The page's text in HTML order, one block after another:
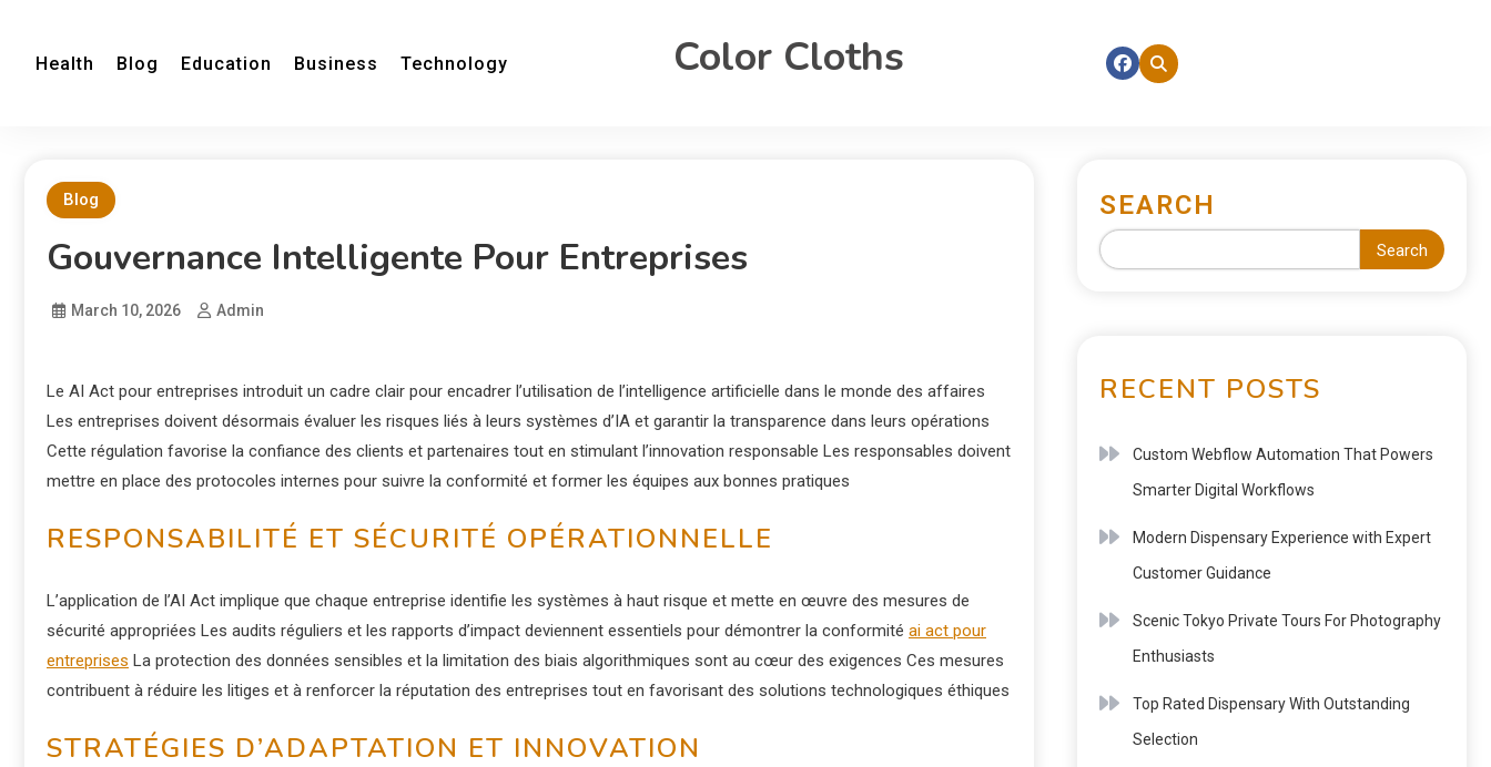
Health Blog Education Business Technology Color Cloths
Blog
Gouvernance Intelligente Pour Entreprises
March 10, 2026 Admin
Le AI Act pour entreprises introduit un cadre clair pour encadrer l’utilisation de l’intelligence artificielle dans le monde des affaires
Les entreprises doivent désormais évaluer les risques liés à leurs systèmes d’IA et garantir la transparence dans leurs opérations
Cette régulation favorise la confiance des clients et partenaires tout en stimulant l’innovation responsable Les responsables doivent
mettre en place des protocoles internes pour suivre la conformité et former les équipes aux bonnes pratiques
RESPONSABILITÉ ET SÉCURITÉ OPÉRATIONNELLE
L’application de l’AI Act implique que chaque entreprise identifie les systèmes à haut risque et mette en œuvre des mesures de
sécurité appropriées Les audits réguliers et les rapports d’impact deviennent essentiels pour démontrer la conformité ai act pour
entreprises La protection des données sensibles et la limitation des biais algorithmiques sont au cœur des exigences Ces mesures
contribuent à réduire les litiges et à renforcer la réputation des entreprises tout en favorisant des solutions technologiques éthiques
STRATÉGIES D’ADAPTATION ET INNOVATION
SEARCH
Search
RECENT POSTS
Custom Webflow Automation That Powers
Smarter Digital Workflows
Modern Dispensary Experience with Expert
Customer Guidance
Scenic Tokyo Private Tours For Photography
Enthusiasts
Top Rated Dispensary With Outstanding
Selection